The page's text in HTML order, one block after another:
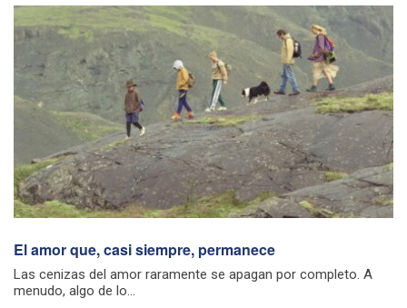
El amor que, casi siempre, permanece
Las cenizas del amor raramente se apagan por completo. A
menudo, algo de lo...